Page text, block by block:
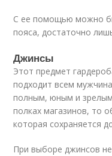
С ее помощью можно
пояса, достаточно
Джинсы
Этот предмет
подходит всем
полным, юным и
полках магазинов, то
которая сохраняется
При выборе джинсов